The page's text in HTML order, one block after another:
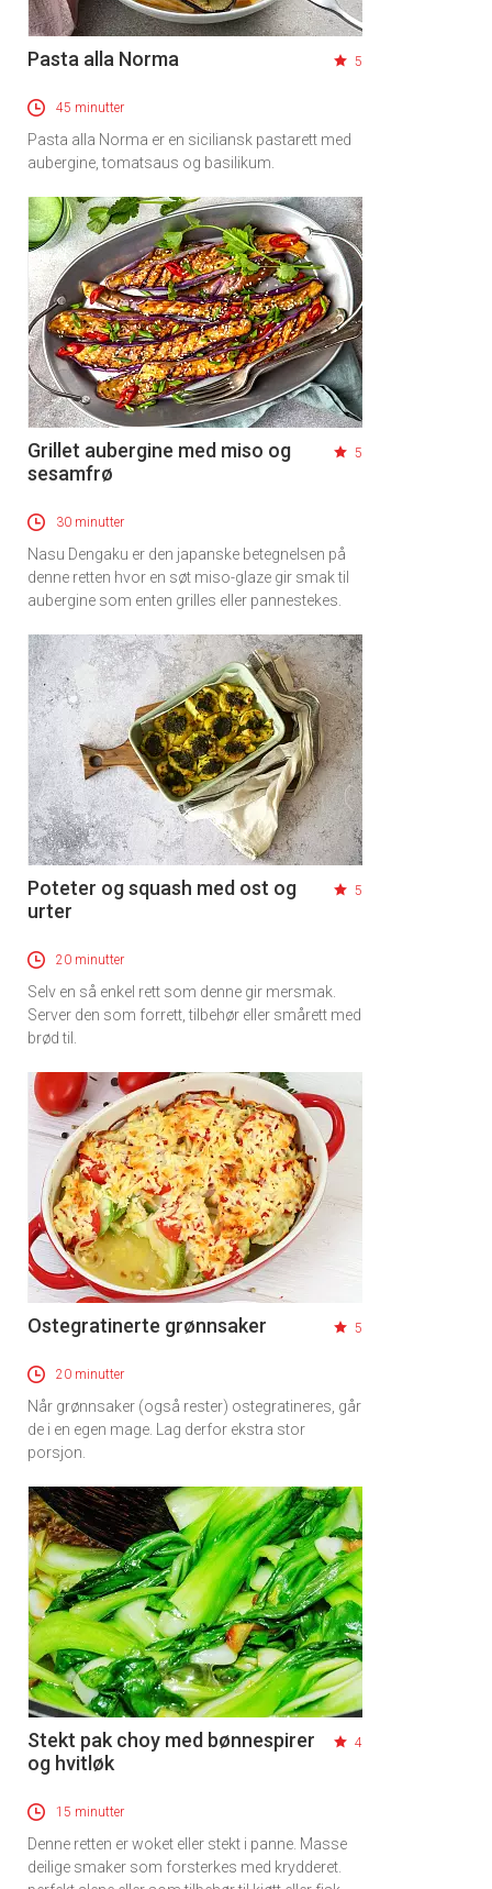
Pasta alla Norma 5
45 minutter
Pasta alla Norma er en siciliansk pastarett med
aubergine, tomatsaus og basilikum.
Grillet aubergine med miso og
sesamfrø
5
30 minutter
Nasu Dengaku er den japanske betegnelsen på
denne retten hvor en søt miso-glaze gir smak til
aubergine som enten grilles eller pannestekes.
Poteter og squash med ost og
urter
5
20 minutter
Selv en så enkel rett som denne gir mersmak.
Server den som forrett, tilbehør eller smårett med
brød til.
Ostegratinerte grønnsaker 5
20 minutter
Når grønnsaker (også rester) ostegratineres, går
de i en egen mage. Lag derfor ekstra stor
porsjon.
Stekt pak choy med bønnespirer
og hvitløk
4
15 minutter
Denne retten er woket eller stekt i panne. Masse
deilige smaker som forsterkes med krydderet.